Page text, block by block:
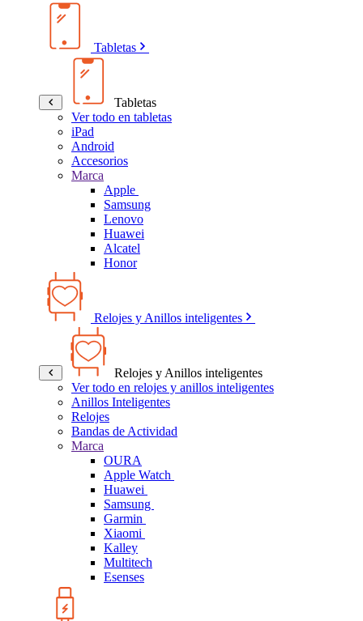
Tabletas
Tabletas
Ver todo en tabletas
iPad
Android
Accesorios
Marca
Apple
Samsung
Lenovo
Huawei
Alcatel
Honor
Relojes y Anillos inteligentes
Relojes y Anillos inteligentes
Ver todo en relojes y anillos inteligentes
Anillos Inteligentes
Relojes
Bandas de Actividad
Marca
OURA
Apple Watch
Huawei
Samsung
Garmin
Xiaomi
Kalley
Multitech
Esenses